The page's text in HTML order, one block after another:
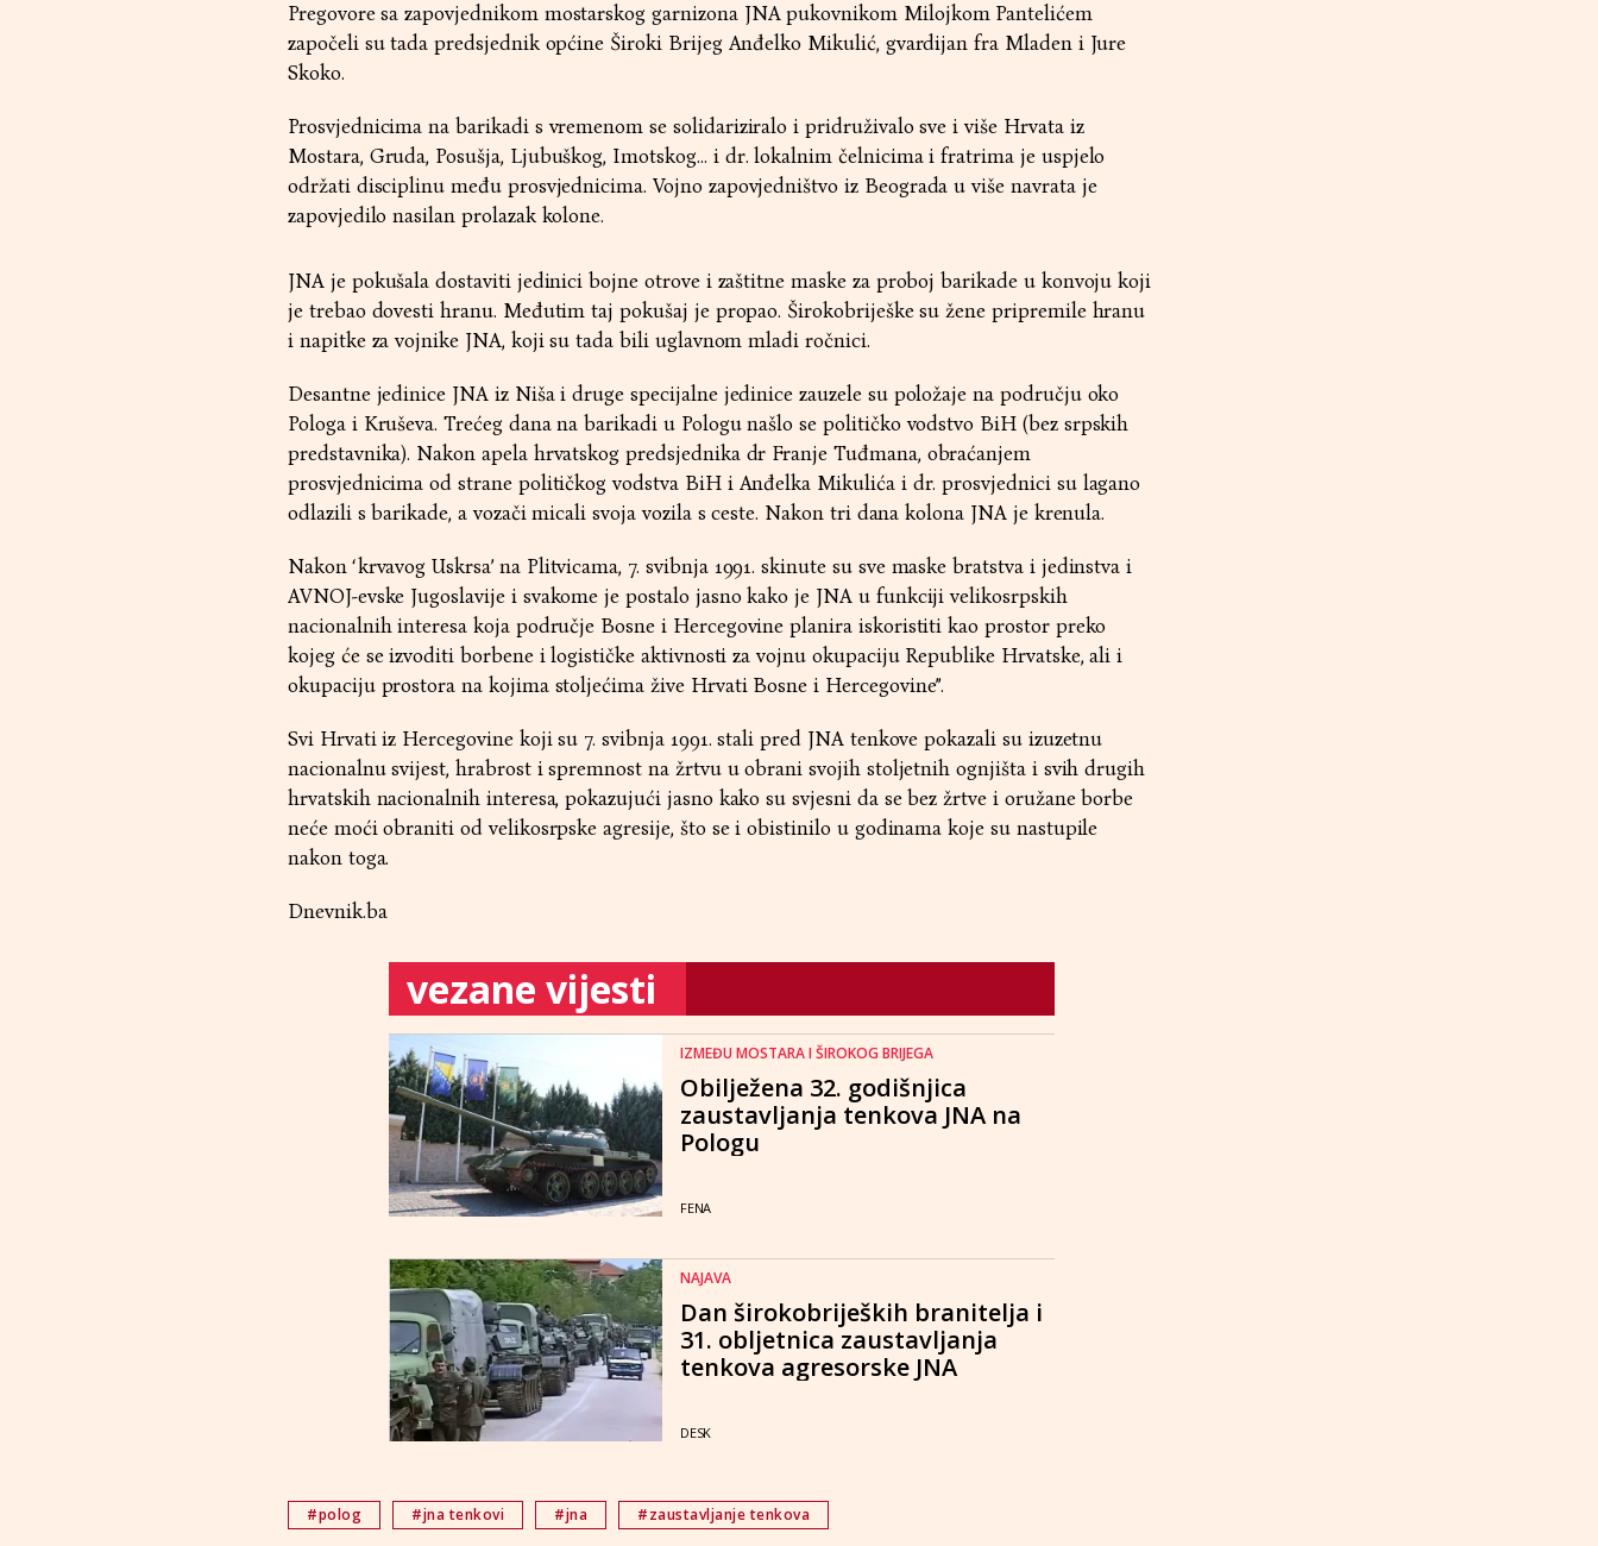
Pregovore sa zapovjednikom mostarskog garnizona JNA pukovnikom Milojkom Pantelićem
započeli su tada predsjednik općine Široki Brijeg Anđelko Mikulić, gvardijan fra Mladen i Jure
Skoko.
Prosvjednicima na barikadi s vremenom se solidariziralo i pridruživalo sve i više Hrvata iz
Mostara, Gruda, Posušja, Ljubuškog, Imotskog… i dr. lokalnim čelnicima i fratrima je uspjelo
održati disciplinu među prosvjednicima. Vojno zapovjedništvo iz Beograda u više navrata je
zapovjedilo nasilan prolazak kolone.
JNA je pokušala dostaviti jedinici bojne otrove i zaštitne maske za proboj barikade u konvoju koji
je trebao dovesti hranu. Međutim taj pokušaj je propao. Širokobriješke su žene pripremile hranu
i napitke za vojnike JNA, koji su tada bili uglavnom mladi ročnici.
Desantne jedinice JNA iz Niša i druge specijalne jedinice zauzele su položaje na području oko
Pologa i Kruševa. Trećeg dana na barikadi u Pologu našlo se političko vodstvo BiH (bez srpskih
predstavnika). Nakon apela hrvatskog predsjednika dr Franje Tuđmana, obraćanjem
prosvjednicima od strane političkog vodstva BiH i Anđelka Mikulića i dr. prosvjednici su lagano
odlazili s barikade, a vozači micali svoja vozila s ceste. Nakon tri dana kolona JNA je krenula.
Nakon ‘krvavog Uskrsa’ na Plitvicama, 7. svibnja 1991. skinute su sve maske bratstva i jedinstva i
AVNOJ-evske Jugoslavije i svakome je postalo jasno kako je JNA u funkciji velikosrpskih
nacionalnih interesa koja područje Bosne i Hercegovine planira iskoristiti kao prostor preko
kojeg će se izvoditi borbene i logističke aktivnosti za vojnu okupaciju Republike Hrvatske, ali i
okupaciju prostora na kojima stoljećima žive Hrvati Bosne i Hercegovine”.
Svi Hrvati iz Hercegovine koji su 7. svibnja 1991. stali pred JNA tenkove pokazali su izuzetnu
nacionalnu svijest, hrabrost i spremnost na žrtvu u obrani svojih stoljetnih ognjišta i svih drugih
hrvatskih nacionalnih interesa, pokazujući jasno kako su svjesni da se bez žrtve i oružane borbe
neće moći obraniti od velikosrpske agresije, što se i obistinilo u godinama koje su nastupile
nakon toga.
Dnevnik.ba
vezane vijesti
IZMEĐU MOSTARA I ŠIROKOG BRIJEGA
Obilježena 32. godišnjica
zaustavljanja tenkova JNA na
Pologu
FENA
NAJAVA
Dan širokobrijeških branitelja i
31. obljetnica zaustavljanja
tenkova agresorske JNA
DESK
#polog #jna tenkovi #jna #zaustavljanje tenkova